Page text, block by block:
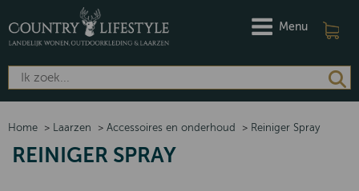
Menu
Home > Laarzen > Accessoires en onderhoud > Reiniger Spray
REINIGER SPRAY